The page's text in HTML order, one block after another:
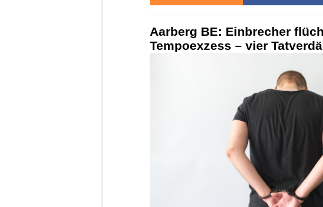
Aarberg BE: Einbrecher
Tempoexzess – vier